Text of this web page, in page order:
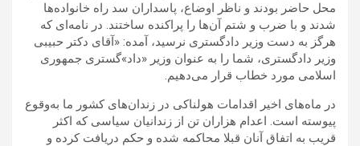
محل حاضر بودند و ناظر اوضاع، پاسداران سد راه خانواده‌ها
شدند و با ضرب و شتم آن‌ها را پراکنده ساختند. در نامه‌ای که
هرگز به دست وزیر دادگستری نرسید، آمده: «آقای دکتر حبیبی
وزیر دادگستری، شما را به عنوان وزیر «داد»گستری جمهوری
اسلامی مورد خطاب قرار می‌دهیم.
در ماه‌های اخیر اقدامات هولناکی در زندان‌های کشور ما به‌وقوع
پیوسته است. اعدام هزاران تن از زندانیان سیاسی که اکثر
قریب به اتفاق آنان قبلا محاکمه شده و حکم دریافت کرده و